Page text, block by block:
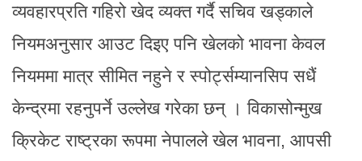
व्यवहारप्रति गहिरो खेद व्यक्त गर्दै सचिव खड्काले
नियमअनुसार आउट दिइए पनि खेलको भावना केवल
नियममा मात्र सीमित नहुने र स्पोर्ट्सम्यानसिप सधैं
केन्द्रमा रहनुपर्ने उल्लेख गरेका छन् । विकासोन्मुख
क्रिकेट राष्ट्रका रूपमा नेपालले खेल भावना, आपसी